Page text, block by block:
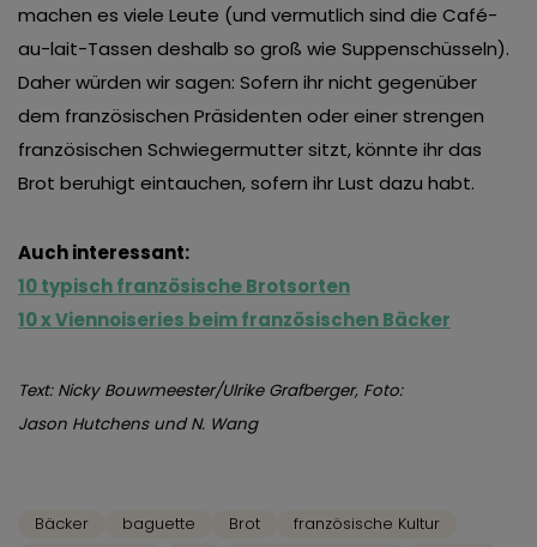
machen es viele Leute (und vermutlich sind die Café-
au-lait-Tassen deshalb so groß wie Suppenschüsseln).
Daher würden wir sagen: Sofern ihr nicht gegenüber
dem französischen Präsidenten oder einer strengen
französischen Schwiegermutter sitzt, könnte ihr das
Brot beruhigt eintauchen, sofern ihr Lust dazu habt.
Auch interessant:
10 typisch französische Brotsorten
10 x Viennoiseries beim französischen Bäcker
Text: Nicky Bouwmeester/Ulrike Grafberger, Foto:
Jason Hutchens und N. Wang
Bäcker baguette Brot
französische Kultur